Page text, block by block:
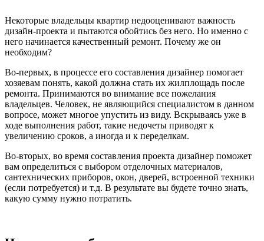
Некоторые владельцы квартир недооценивают важность
дизайн-проекта и пытаются обойтись без него. Но именно с
него начинается качественный ремонт. Почему же он
необходим?
Во-первых, в процессе его составления дизайнер помогает
хозяевам понять, какой должна стать их жилплощадь после
ремонта. Принимаются во внимание все пожелания
владельцев. Человек, не являющийся специалистом в данном
вопросе, может многое упустить из виду. Вскрываясь уже в
ходе выполнения работ, такие недочеты приводят к
увеличению сроков, а иногда и к переделкам.
Во-вторых, во время составления проекта дизайнер поможет
вам определиться с выбором отделочных материалов,
сантехнических приборов, окон, дверей, встроенной техники
(если потребуется) и т.д. В результате вы будете точно знать,
какую сумму нужно потратить.